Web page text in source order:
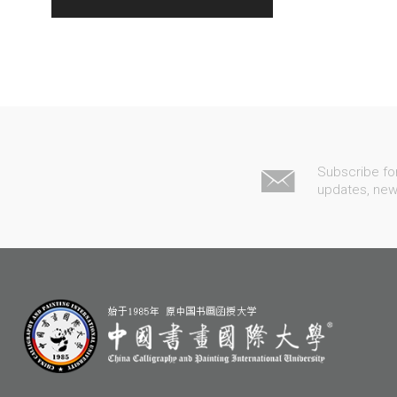
Subscribe
updates,